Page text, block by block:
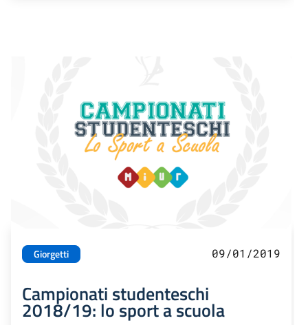
Giorgetti 09/01/2019
Campionati studenteschi
2018/19: lo sport a scuola